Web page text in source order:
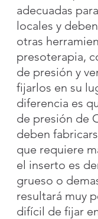
adecuadas
locales y
otras
presoterapia,
de presión y
fijarlos en su
diferencia es
de presión de
deben
que requiere
el inserto es
grueso o
resultará muy
difícil de fijar